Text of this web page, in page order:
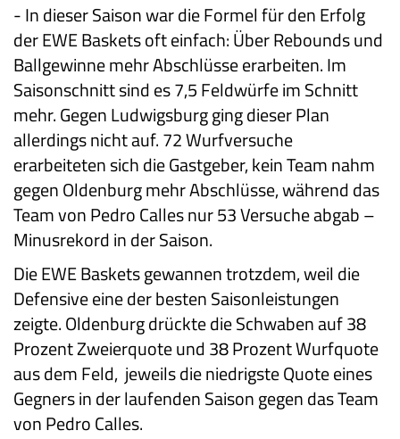
-In dieser Saison war die Formel für den Erfolg
der EWE Baskets oft einfach: Über Rebounds und
Ballgewinne mehr Abschlüsse erarbeiten. Im
Saisonschnitt sind es 7,5 Feldwürfe im Schnitt
mehr. Gegen Ludwigsburg ging dieser Plan
allerdings nicht auf. 72 Wurfversuche
erarbeiteten sich die Gastgeber, kein Team nahm
gegen Oldenburg mehr Abschlüsse, während das
Team von Pedro Calles nur 53 Versuche abgab –
Minusrekord in der Saison.
Die EWE Baskets gewannen trotzdem, weil die
Defensive eine der besten Saisonleistungen
zeigte. Oldenburg drückte die Schwaben auf 38
Prozent Zweierquote und 38 Prozent Wurfquote
aus dem Feld, jeweils die niedrigste Quote eines
Gegners in der laufenden Saison gegen das Team
von Pedro Calles.